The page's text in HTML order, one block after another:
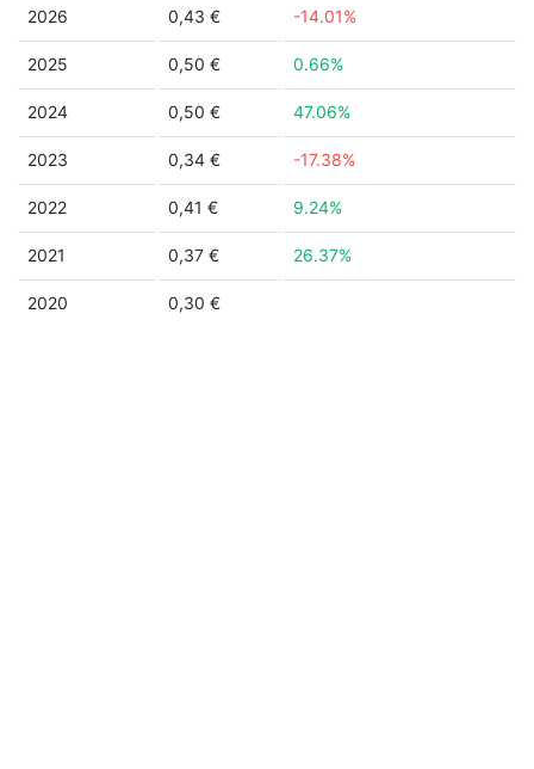
2026 0,43 € -14.01%
2025 0,50 € 0.66%
2024 0,50 € 47.06%
2023 0,34 € -17.38%
2022 0,41 € 9.24%
2021 0,37 € 26.37%
2020 0,30 €